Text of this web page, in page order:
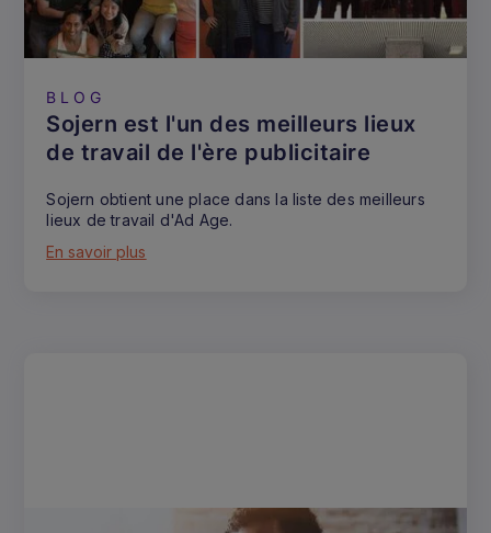
BLOG
Sojern est l'un des meilleurs lieux
de travail de l'ère publicitaire
Sojern obtient une place dans la liste des meilleurs
lieux de travail d'Ad Age.
En savoir plus